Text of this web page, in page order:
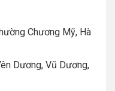
Chương Mỹ, Hà
Dương, Vũ Dương,